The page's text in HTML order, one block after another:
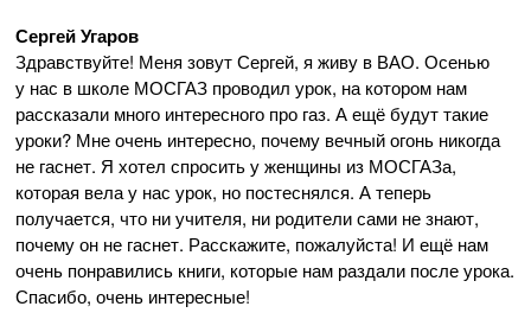
Сергей Угаров
Здравствуйте! Меня зовут Сергей, я живу в ВАО. Осенью
у нас в школе МОСГАЗ проводил урок, на котором нам
рассказали много интересного про газ. А ещё будут такие
уроки? Мне очень интересно, почему вечный огонь никогда
не гаснет. Я хотел спросить у женщины из МОСГАЗа,
которая вела у нас урок, но постеснялся. А теперь
получается, что ни учителя, ни родители сами не знают,
почему он не гаснет. Расскажите, пожалуйста! И ещё нам
очень понравились книги, которые нам раздали после урока.
Спасибо, очень интересные!